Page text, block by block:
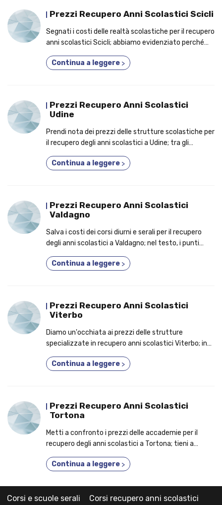
Prezzi Recupero Anni Scolastici Scicli
Segnati i costi delle realtà scolastiche per il recupero
anni scolastici Scicli; abbiamo evidenziato perché
Continua a leggere >
Prezzi Recupero Anni Scolastici
Udine
Prendi nota dei prezzi delle strutture scolastiche per
il recupero degli anni scolastici a Udine; tra gli
numero crescente di studenti frequenta un corso
Continua a leggere >
Prezzi Recupero Anni Scolastici
Valdagno
Salva i costi dei corsi diurni e serali per il recupero
degli anni scolastici a Valdagno; nel testo, i punti
un corso privato!
Continua a leggere >
Prezzi Recupero Anni Scolastici
Viterbo
Diamo un'occhiata ai prezzi delle strutture
specializzate in recupero anni scolastici Viterbo; in
studenti prende parte a un corso privato!
Continua a leggere >
Prezzi Recupero Anni Scolastici
Tortona
Metti a confronto i prezzi delle accademie per il
recupero degli anni scolastici a Tortona; tieni a
frequentano un corso privato!
Continua a leggere >
Corsi e scuole serali Corsi recupero anni scolastici